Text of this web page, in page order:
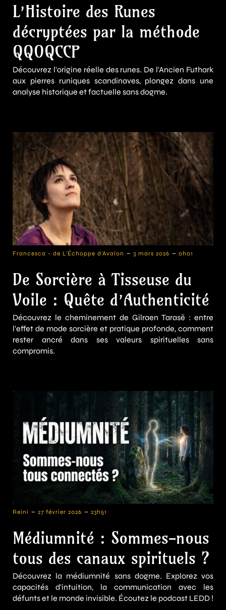
L’Histoire des Runes
décryptées par la méthode
QQOQCCP
Découvrez l'origine réelle des runes. De l'Ancien Futhark
aux pierres runiques scandinaves, plongez dans une
analyse historique et factuelle sans dogme.
Francesca - de L'Échoppe d'Avalon - 3 mars 2026 - 0h01
De Sorcière à Tisseuse du
Voile : Quête d’Authenticité
Découvrez le cheminement de Gilraen Tarasë : entre
l'effet de mode sorcière et pratique profonde, comment
rester ancré dans ses valeurs spirituelles sans
compromis.
Reini - 27 février 2026 - 23h51
Médiumnité : Sommes-nous
tous des canaux spirituels ?
Découvrez la médiumnité sans dogme. Explorez vos
capacités d'intuition, la communication avec les
défunts et le monde invisible. Écoutez le podcast LEDD !